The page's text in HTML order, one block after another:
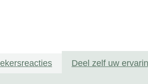
Deel zelf uw